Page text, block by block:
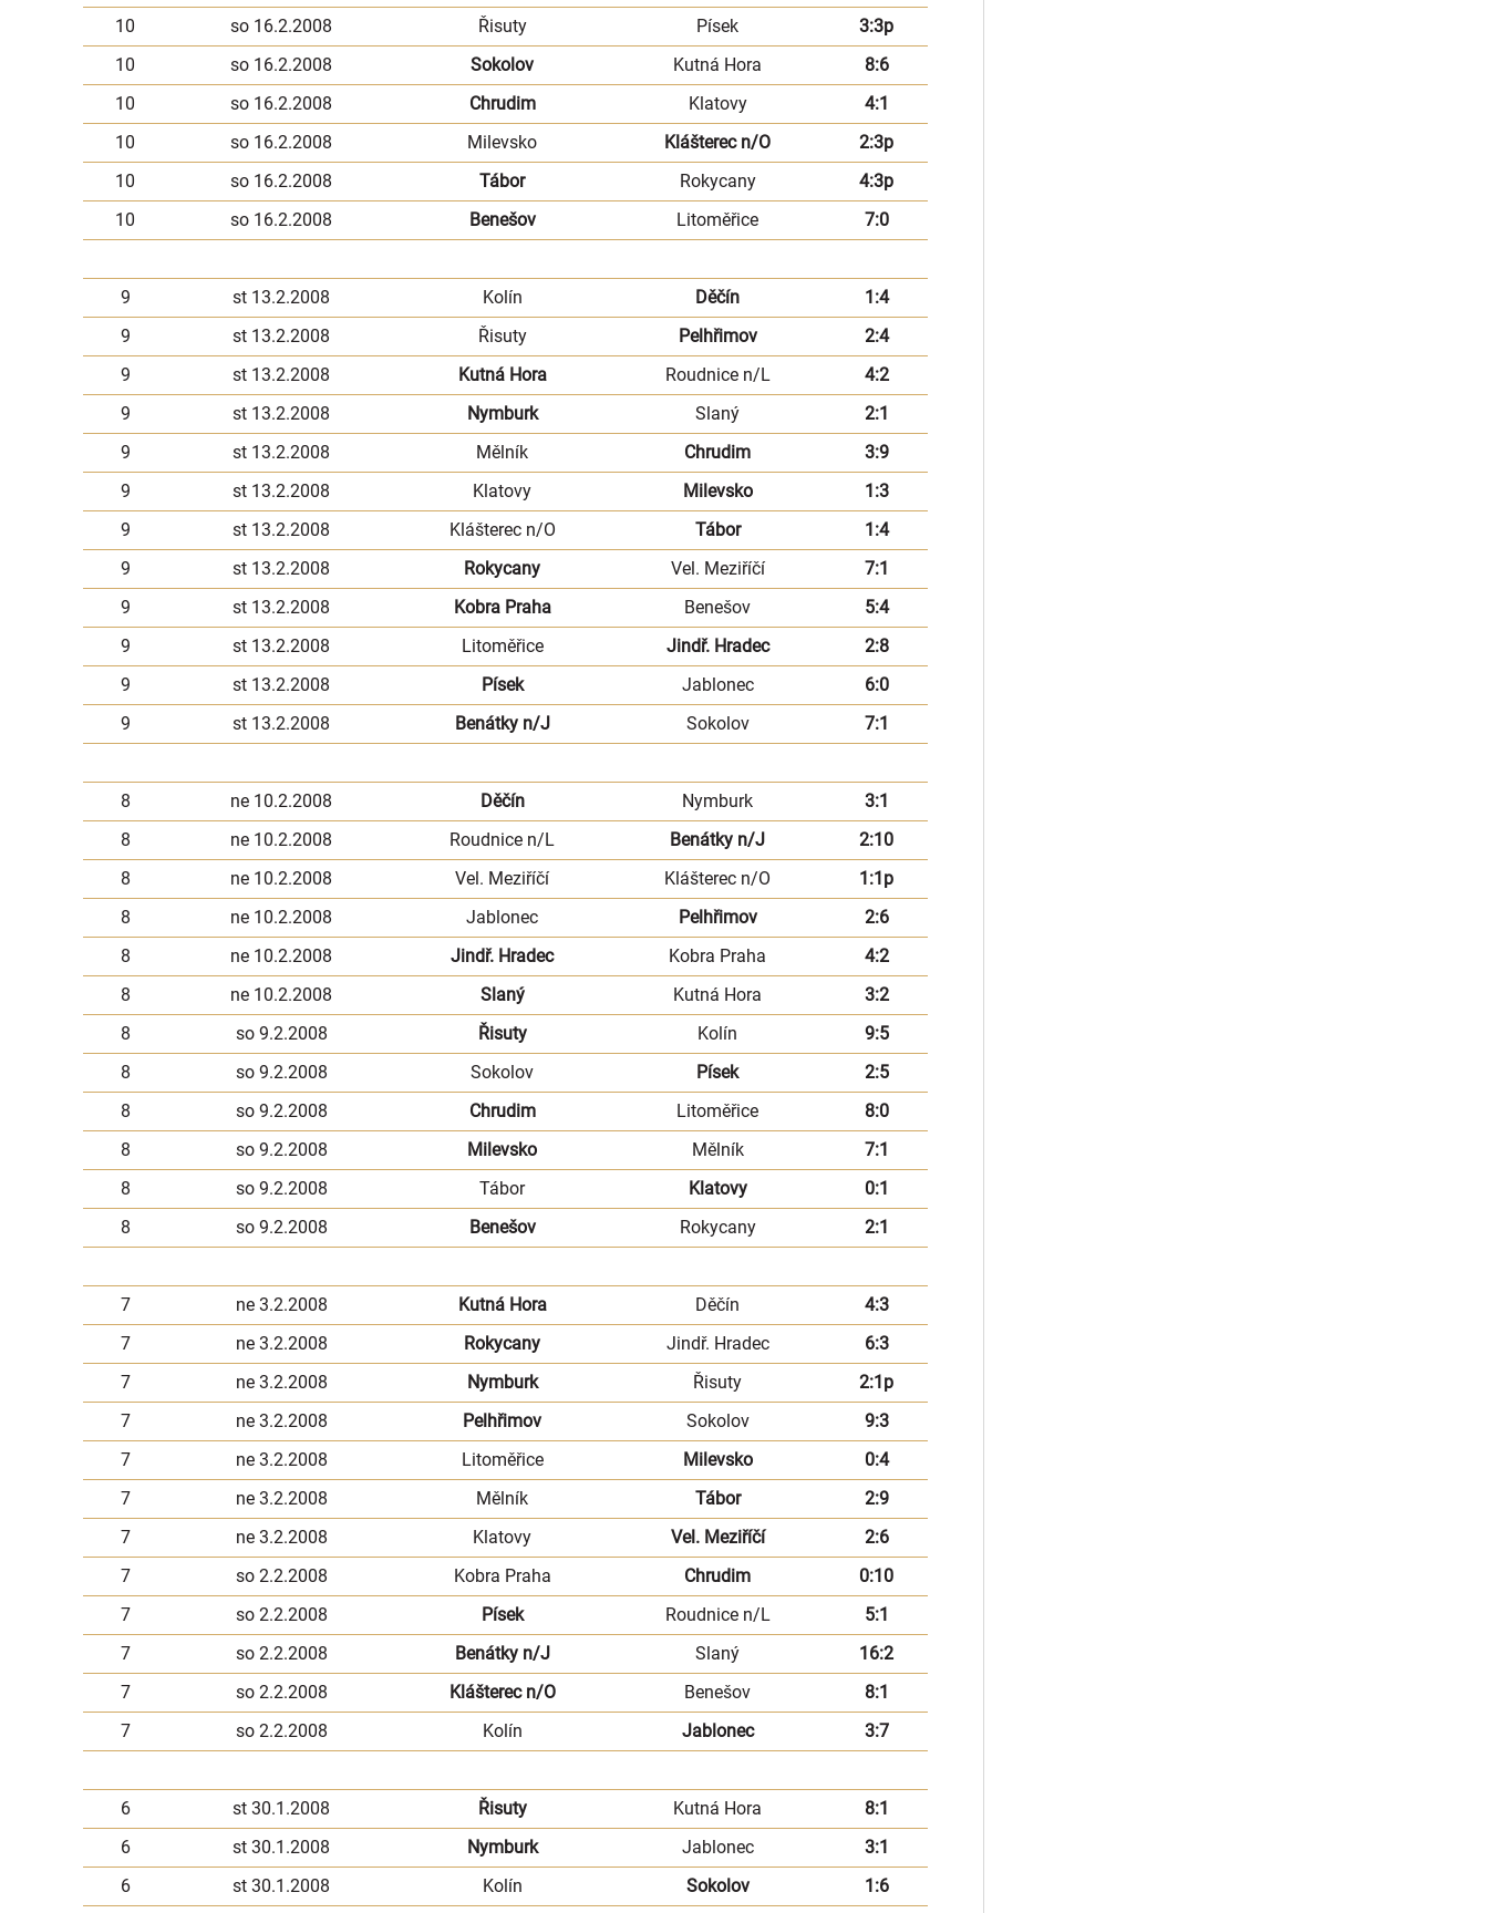
10
so 16.2.2008 Řisuty Písek
3:3p
10
so 16.2.2008 Sokolov Kutná Hora
8:6
10
so 16.2.2008 Chrudim Klatovy
4:1
10
so 16.2.2008 Milevsko Klášterec n/O
2:3p
10
so 16.2.2008 Tábor Rokycany
4:3p
10
so 16.2.2008 Benešov Litoměřice 7:0
9 st 13.2.2008 Kolín Děčín
1:4
9
st 13.2.2008 Řisuty Pelhřimov
2:4
9
st 13.2.2008 Kutná Hora Roudnice n/L
4:2
9
st 13.2.2008 Nymburk Slaný
2:1
9
st 13.2.2008 Mělník Chrudim
3:9
9
st 13.2.2008 Klatovy Milevsko
1:3
9
st 13.2.2008 Klášterec n/O Tábor
1:4
9
st 13.2.2008 Rokycany Vel. Meziříčí
7:1
9
st 13.2.2008 Kobra Praha Benešov
5:4
9
st 13.2.2008 Litoměřice Jindř. Hradec
2:8
9
st 13.2.2008 Písek Jablonec
6:0
9
st 13.2.2008 Benátky n/J Sokolov 7:1
8 ne 10.2.2008 Děčín Nymburk
3:1
8
ne 10.2.2008 Roudnice n/L Benátky n/J
2:10
8
ne 10.2.2008 Vel. Meziříčí Klášterec n/O
1:1p
8
ne 10.2.2008 Jablonec Pelhřimov
2:6
8
ne 10.2.2008 Jindř. Hradec Kobra Praha
4:2
8
ne 10.2.2008 Slaný Kutná Hora
3:2
8
so 9.2.2008 Řisuty Kolín
9:5
8
so 9.2.2008 Sokolov Písek
2:5
8
so 9.2.2008 Chrudim Litoměřice
8:0
8
so 9.2.2008 Milevsko Mělník
7:1
8
so 9.2.2008 Tábor Klatovy
0:1
8
so 9.2.2008 Benešov Rokycany 2:1
7 ne 3.2.2008 Kutná Hora Děčín
4:3
7
ne 3.2.2008 Rokycany Jindř. Hradec
6:3
7
ne 3.2.2008 Nymburk Řisuty
2:1p
7
ne 3.2.2008 Pelhřimov Sokolov
9:3
7
ne 3.2.2008 Litoměřice Milevsko
0:4
7
ne 3.2.2008 Mělník Tábor
2:9
7
ne 3.2.2008 Klatovy Vel. Meziříčí
2:6
7
so 2.2.2008 Kobra Praha Chrudim
0:10
7
so 2.2.2008 Písek Roudnice n/L
5:1
7
so 2.2.2008 Benátky n/J Slaný
16:2
7
so 2.2.2008 Klášterec n/O Benešov
8:1
7
so 2.2.2008 Kolín Jablonec 3:7
6 st 30.1.2008 Řisuty Kutná Hora
8:1
6
st 30.1.2008 Nymburk Jablonec
3:1
6
st 30.1.2008 Kolín Sokolov 1:6